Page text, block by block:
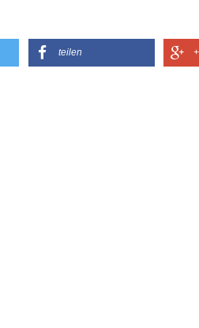
teilen